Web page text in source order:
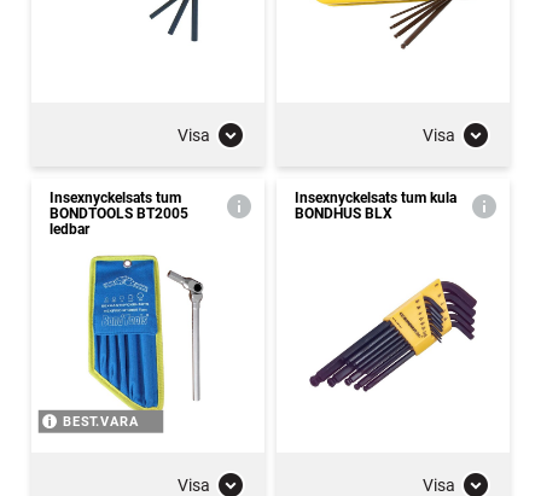
Visa Visa
Insexnyckelsats tum
BONDTOOLS BT2005
ledbar
BEST.VARA
Visa
Insexnyckelsats tum kula
BONDHUS BLX
Visa